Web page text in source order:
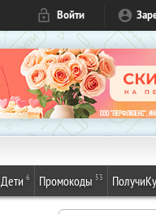
Войти
Дети 6 Промокоды 53